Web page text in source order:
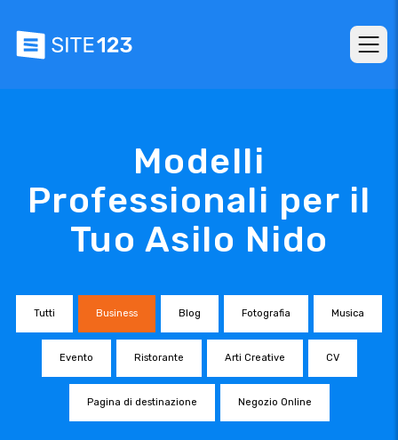
Modelli
Professionali per il
Tuo Asilo Nido
Tutti Business Blog Fotografia Musica
Evento Ristorante Arti Creative CV
Pagina di destinazione Negozio Online